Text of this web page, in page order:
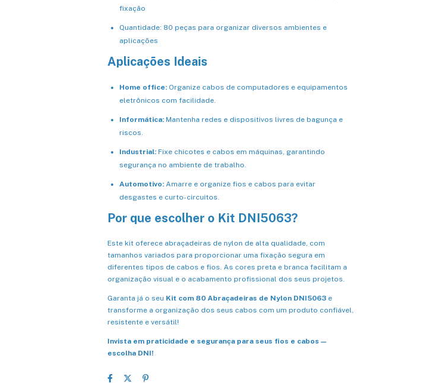
fixação
Quantidade: 80 peças para organizar diversos ambientes e
aplicações
Aplicações Ideais
Home office: Organize cabos de computadores e equipamentos
eletrônicos com facilidade.
Informática: Mantenha redes e dispositivos livres de bagunça e
riscos.
Industrial: Fixe chicotes e cabos em máquinas, garantindo
segurança no ambiente de trabalho.
Automotivo: Amarre e organize fios e cabos para evitar
desgastes e curto-circuitos.
Por que escolher o Kit DNI5063?
Este kit oferece abraçadeiras de nylon de alta qualidade, com
tamanhos variados para proporcionar uma fixação segura em
diferentes tipos de cabos e fios. As cores preta e branca facilitam a
organização visual e o acabamento profissional dos seus projetos.
Garanta já o seu Kit com 80 Abraçadeiras de Nylon DNI5063 e
transforme a organização dos seus cabos com um produto confiável,
resistente e versátil!
Invista em praticidade e segurança para seus fios e cabos —
escolha DNI!